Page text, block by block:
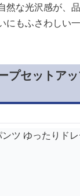
然な光沢感が、
にもふさわしい一
プセットア